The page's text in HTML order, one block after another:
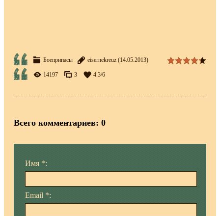
Боеприпасы eisernekreuz (14.05.2013)
14197 3 4.3/6
Всего комментариев: 0
Имя *:
Email *: